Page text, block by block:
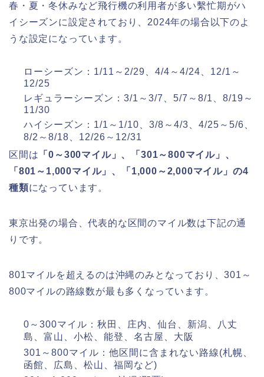
春・夏・冬休みなど飛行機の利用者が多い繫忙期がハ
イシーズンに設定されており、2024年の場合以下のよ
うな設定になっています。
ローシーズン：1/11～2/29、4/4～4/24、12/1～
12/25
レギュラーシーズン：3/1～3/7、5/7～8/1、8/19～
11/30
ハイシーズン：1/1～1/10、3/8～4/3、4/25～5/6、
8/2～8/18、12/26～12/31
区間は 「0～300マイル」、「301～800マイル」、
「801～1,000マイル」、「1,000～2,000マイル」の4
種類になっています。
東京出発の場合、代表的な区間のマイル数は下記の通
りです。
801マイルを超えるのは沖縄のみとなっており、301～
800マイルの路線数が最も多くなっています。
0～300マイル：秋田、庄内、仙台、新潟、八丈
島、富山、小松、能登、名古屋、大阪
301～800マイル：他区間に含まれない路線(札幌、
函館、広島、松山、福岡など)